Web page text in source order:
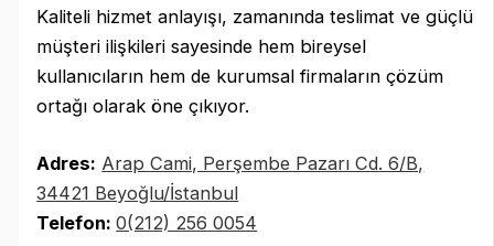
Kaliteli hizmet anlayışı, zamanında teslimat ve güçlü
müşteri ilişkileri sayesinde hem bireysel
kullanıcıların hem de kurumsal firmaların çözüm
ortağı olarak öne çıkıyor.
Adres: Arap Cami, Perşembe Pazarı Cd. 6/B,
34421 Beyoğlu/İstanbul
Telefon:0(212) 256 0054